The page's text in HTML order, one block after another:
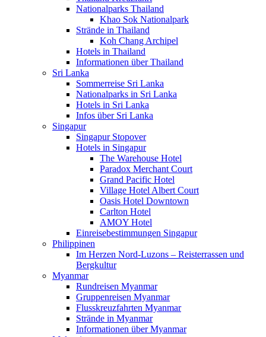
Nationalparks Thailand
Khao Sok Nationalpark
Strände in Thailand
Koh Chang Archipel
Hotels in Thailand
Informationen über Thailand
Sri Lanka
Sommerreise Sri Lanka
Nationalparks in Sri Lanka
Hotels in Sri Lanka
Infos über Sri Lanka
Singapur
Singapur Stopover
Hotels in Singapur
The Warehouse Hotel
Paradox Merchant Court
Grand Pacific Hotel
Village Hotel Albert Court
Oasis Hotel Downtown
Carlton Hotel
AMOY Hotel
Einreisebestimmungen Singapur
Philippinen
Im Herzen Nord-Luzons – Reisterrassen und
Bergkultur
Myanmar
Rundreisen Myanmar
Gruppenreisen Myanmar
Flusskreuzfahrten Myanmar
Strände in Myanmar
Informationen über Myanmar